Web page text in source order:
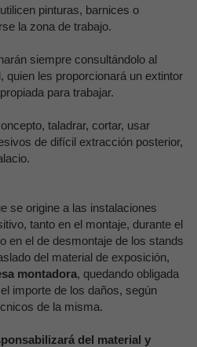
pinturas, barnices o
la zona de trabajo.
siempre consultándolo al
quien les proporcionará un extintor
para trabajar.
taladrar, cortar, usar
de difícil extracción posterior,
se origine a las instalaciones
tanto en el montaje, durante el
en el de desmontaje de los stands
del material de exposición,
montadora, quedando obligada
importe de los daños, según
de la misma.
del material y